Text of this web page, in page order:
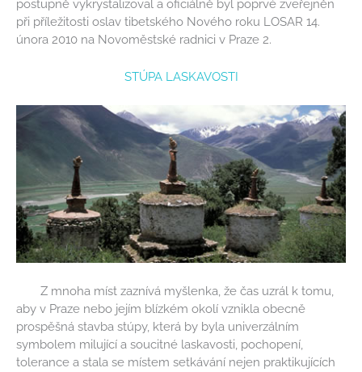
postupně vykrystalizoval a oficiálně byl poprvé zveřejněn
při příležitosti oslav tibetského Nového roku LOSAR 14.
února 2010 na Novoměstské radnici v Praze 2.
STÚPA LASKAVOSTI
Z mnoha míst zaznívá myšlenka, že čas uzrál k tomu,
aby v Praze nebo jejím blízkém okolí vznikla obecně
prospěšná stavba stúpy, která by byla univerzálním
symbolem milující a soucitné laskavosti, pochopení,
tolerance a stala se místem setkávání nejen praktikujících